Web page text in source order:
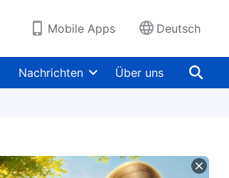
Mobile Apps Deutsch
Nachrichten Über uns